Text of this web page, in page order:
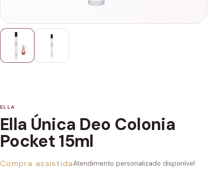
ELLA
Ella Única Deo Colonia
Pocket 15ml
Compra assistidaAtendimento personalizado disponível